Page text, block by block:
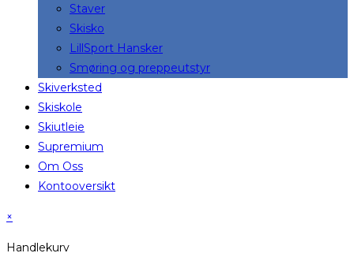
Staver
Skisko
LillSport Hansker
Smøring og preppeutstyr
Skiverksted
Skiskole
Skiutleie
Supremium
Om Oss
Kontooversikt
×
Handlekurv